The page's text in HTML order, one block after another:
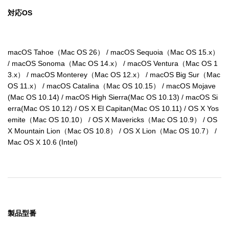
対応OS
macOS Tahoe（Mac OS 26） / macOS Sequoia（Mac OS 15.x）
/ macOS Sonoma（Mac OS 14.x） / macOS Ventura（Mac OS 1
3.x） / macOS Monterey（Mac OS 12.x） / macOS Big Sur（Mac
OS 11.x） / macOS Catalina（Mac OS 10.15） / macOS Mojave
(Mac OS 10.14) / macOS High Sierra(Mac OS 10.13) / macOS Si
erra(Mac OS 10.12) / OS X El Capitan(Mac OS 10.11) / OS X Yos
emite（Mac OS 10.10） / OS X Mavericks（Mac OS 10.9） / OS
X Mountain Lion（Mac OS 10.8） / OS X Lion（Mac OS 10.7） /
Mac OS X 10.6 (Intel)
製品型番